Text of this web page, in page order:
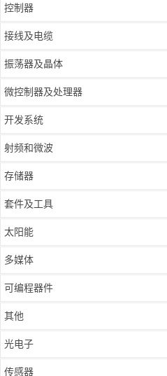
控制器
接线及电缆
振荡器及晶体
微控制器及处理器
开发系统
射频和微波
存储器
套件及工具
太阳能
多媒体
可编程器件
其他
光电子
传感器